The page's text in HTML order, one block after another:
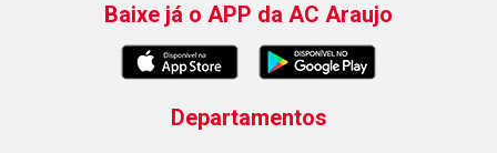
Baixe já o APP da AC Araujo
Departamentos